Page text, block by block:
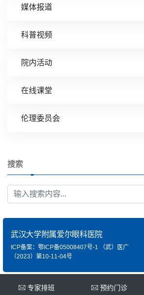
媒体报道
科普视频
院内活动
在线课堂
伦理委员会
搜索
武汉大学附属爱尔眼科医院
ICP备案：鄂ICP备05008407号-1
（武）医广
（2023）第10-11-04号
专家排班 预约门诊